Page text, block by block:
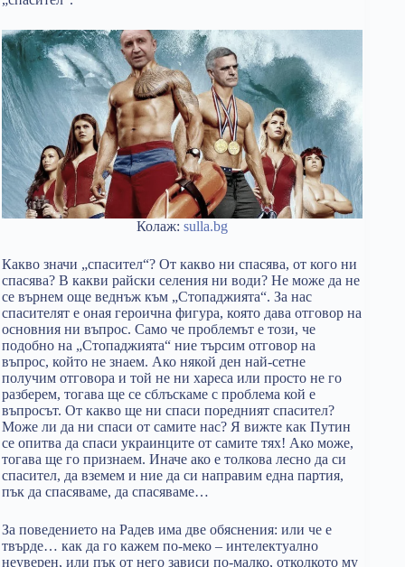
Колаж:sulla.bg
Какво значи „спасител“? От какво ни спасява, от кого ни
спасява? В какви райски селения ни води? Не може да не
се върнем още веднъж към „Стопаджията“. За нас
спасителят е оная героична фигура, която дава отговор на
основния ни въпрос. Само че проблемът е този, че
подобно на „Стопаджията“ ние търсим отговор на
въпрос, който не знаем. Ако някой ден най-сетне
получим отговора и той не ни хареса или просто не го
разберем, тогава ще се сблъскаме с проблема кой е
въпросът. От какво ще ни спаси поредният спасител?
Може ли да ни спаси от самите нас? Я вижте как Путин
се опитва да спаси украинците от самите тях! Ако може,
тогава ще го признаем. Иначе ако е толкова лесно да си
спасител, да вземем и ние да си направим една партия,
пък да спасяваме, да спасяваме…
За поведението на Радев има две обяснения: или че е
твърде… как да го кажем по-меко – интелектуално
неуверен, или пък от него зависи по-малко, отколкото му